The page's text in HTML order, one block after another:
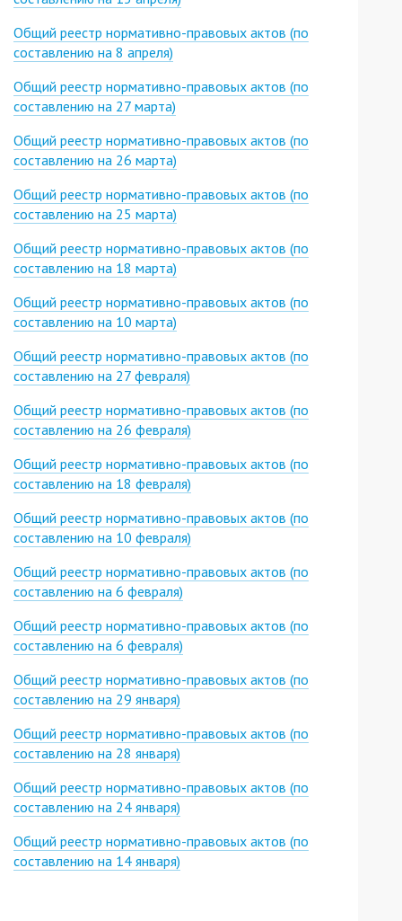
Общий реестр нормативно-правовых актов (по
составлению на 8 апреля)
Общий реестр нормативно-правовых актов (по
составлению на 27 марта)
Общий реестр нормативно-правовых актов (по
составлению на 26 марта)
Общий реестр нормативно-правовых актов (по
составлению на 25 марта)
Общий реестр нормативно-правовых актов (по
составлению на 18 марта)
Общий реестр нормативно-правовых актов (по
составлению на 10 марта)
Общий реестр нормативно-правовых актов (по
составлению на 27 февраля)
Общий реестр нормативно-правовых актов (по
составлению на 26 февраля)
Общий реестр нормативно-правовых актов (по
составлению на 18 февраля)
Общий реестр нормативно-правовых актов (по
составлению на 10 февраля)
Общий реестр нормативно-правовых актов (по
составлению на 6 февраля)
Общий реестр нормативно-правовых актов (по
составлению на 6 февраля)
Общий реестр нормативно-правовых актов (по
составлению на 29 января)
Общий реестр нормативно-правовых актов (по
составлению на 28 января)
Общий реестр нормативно-правовых актов (по
составлению на 24 января)
Общий реестр нормативно-правовых актов (по
составлению на 14 января)